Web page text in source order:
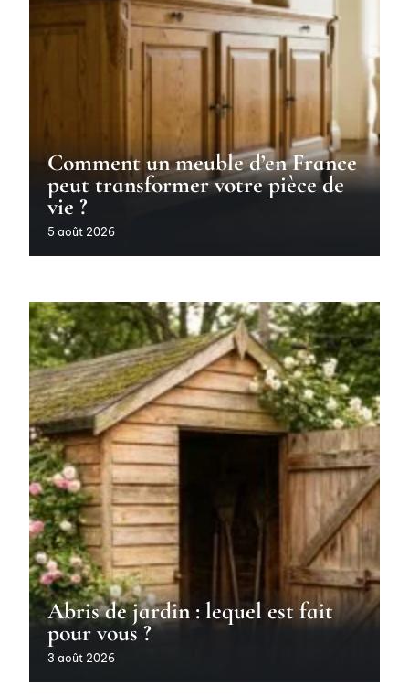
Comment un meuble d’en France
peut transformer votre pièce de
vie ?
5 août 2026
Abris de jardin : lequel est fait
pour vous ?
3 août 2026